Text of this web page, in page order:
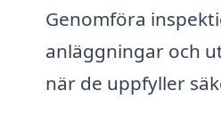
Genomföra
anläggningar och
när de uppfyller